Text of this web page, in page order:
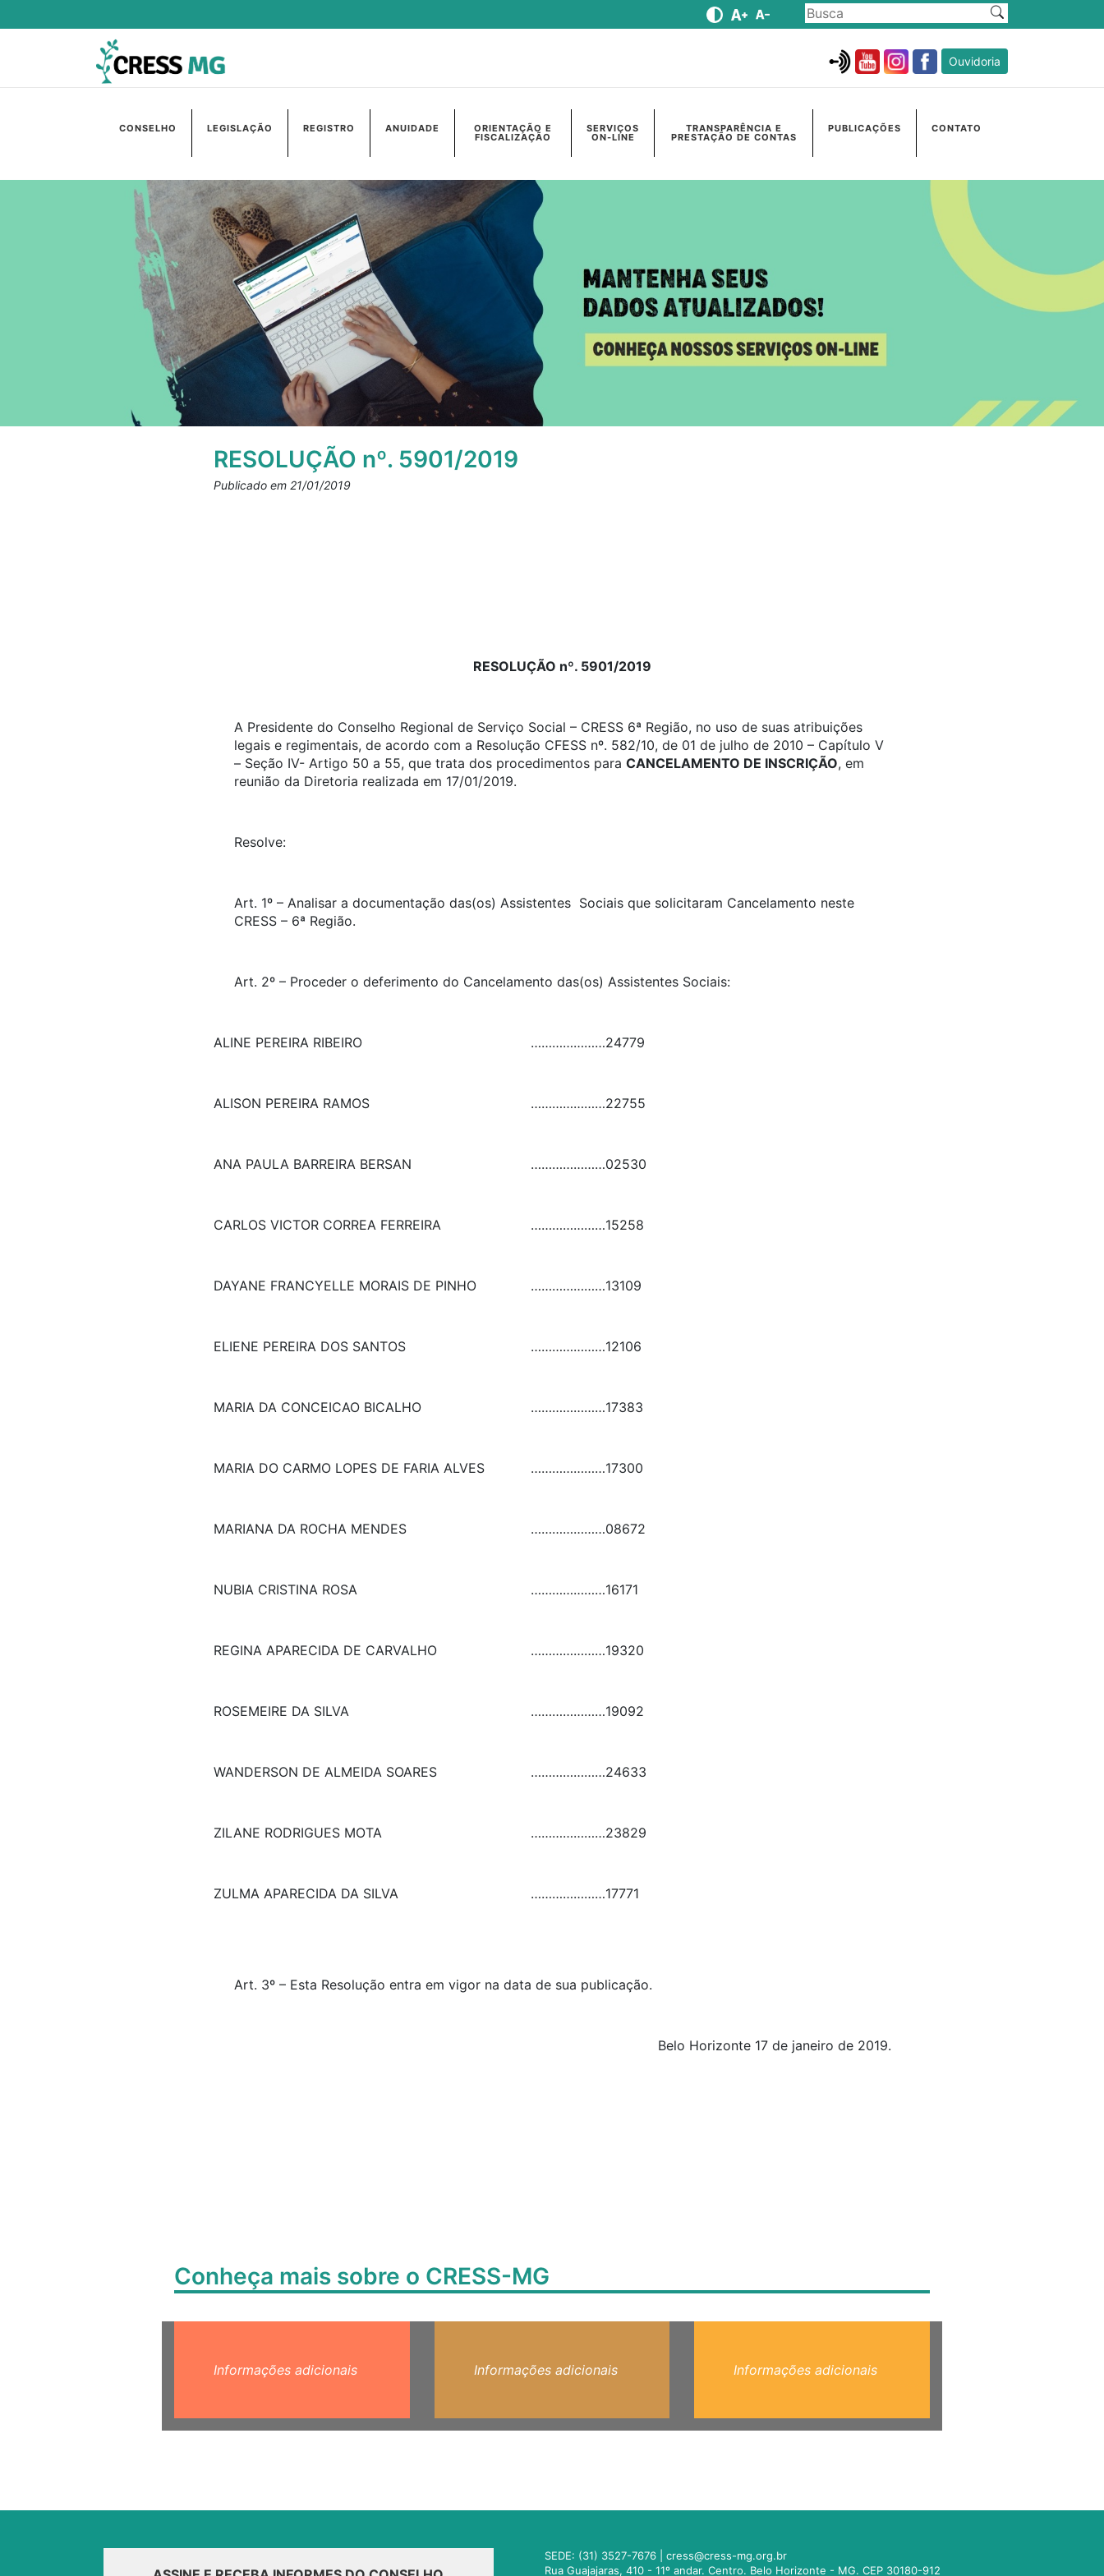
Ouvidoria
CONSELHO LEGISLAÇÃO REGISTRO ANUIDADE ORIENTAÇÃO E
FISCALIZAÇÃO
SERVIÇOS
ON-LINE
TRANSPARÊNCIA E
PRESTAÇÃO DE CONTAS
PUBLICAÇÕES CONTATO
RESOLUÇÃO nº. 5901/2019
Publicado em 21/01/2019
RESOLUÇÃO nº. 5901/2019
A Presidente do Conselho Regional de Serviço Social – CRESS 6ª Região, no uso de suas atribuições
legais e regimentais, de acordo com a Resolução CFESS nº. 582/10, de 01 de julho de 2010 – Capítulo V
– Seção IV- Artigo 50 a 55, que trata dos procedimentos para CANCELAMENTO DE INSCRIÇÃO, em
reunião da Diretoria realizada em 17/01/2019.
Resolve:
Art. 1º – Analisar a documentação das(os) Assistentes Sociais que solicitaram Cancelamento neste
CRESS – 6ª Região.
Art. 2º – Proceder o deferimento do Cancelamento das(os) Assistentes Sociais:
ALINE PEREIRA RIBEIRO …………………24779
ALISON PEREIRA RAMOS …………………22755
ANA PAULA BARREIRA BERSAN …………………02530
CARLOS VICTOR CORREA FERREIRA …………………15258
DAYANE FRANCYELLE MORAIS DE PINHO …………………13109
ELIENE PEREIRA DOS SANTOS …………………12106
MARIA DA CONCEICAO BICALHO …………………17383
MARIA DO CARMO LOPES DE FARIA ALVES …………………17300
MARIANA DA ROCHA MENDES …………………08672
NUBIA CRISTINA ROSA …………………16171
REGINA APARECIDA DE CARVALHO …………………19320
ROSEMEIRE DA SILVA …………………19092
WANDERSON DE ALMEIDA SOARES …………………24633
ZILANE RODRIGUES MOTA …………………23829
ZULMA APARECIDA DA SILVA …………………17771
Art. 3º – Esta Resolução entra em vigor na data de sua publicação.
Belo Horizonte 17 de janeiro de 2019.
Conheça mais sobre o CRESS-MG
Informações adicionais Informações adicionais Informações adicionais
SEDE: (31) 3527-7676 |cress@cress-mg.org.br
Rua Guajajaras, 410 - 11º andar. Centro. Belo Horizonte - MG. CEP 30180-912